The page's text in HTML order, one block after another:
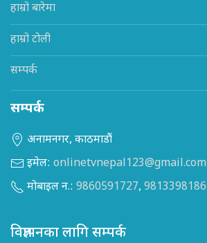
हाम्रो बारेमा
हाम्रो टोली
सम्पर्क
सम्पर्क
अनामनगर, काठमाडौं
इमेल: onlinetvnepal123@gmail.com
मोबाइल न.: 9860591727, 9813398186
विज्ञापनका लागि सम्पर्क